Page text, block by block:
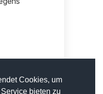
Cookies, um
bieten zu